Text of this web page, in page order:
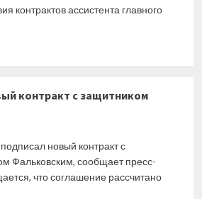
контрактов ассистента главного
контракт с защитником
новый контракт с
Фальковским, сообщает пресс-
что соглашение рассчитано